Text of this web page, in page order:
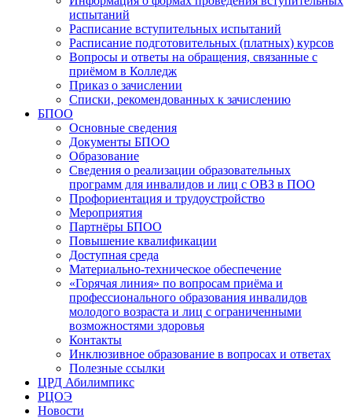
испытаний
Расписание вступительных испытаний
Расписание подготовительных (платных) курсов
Вопросы и ответы на обращения, связанные с
приёмом в Колледж
Приказ о зачислении
Списки, рекомендованных к зачислению
БПОО
Основные сведения
Документы БПОО
Образование
Сведения о реализации образовательных
программ для инвалидов и лиц с ОВЗ в ПОО
Профориентация и трудоустройство
Мероприятия
Партнёры БПОО
Повышение квалификации
Доступная среда
Материально-техническое обеспечение
«Горячая линия» по вопросам приёма и
профессионального образования инвалидов
молодого возраста и лиц с ограниченными
возможностями здоровья
Контакты
Инклюзивное образование в вопросах и ответах
Полезные ссылки
ЦРД Абилимпикс
РЦОЭ
Новости